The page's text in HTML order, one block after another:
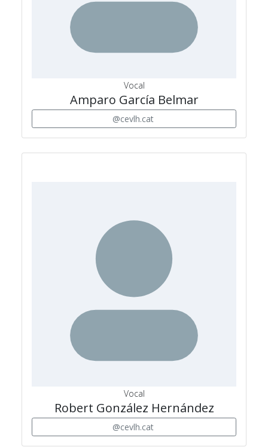
Vocal
Amparo García Belmar
@cevlh.cat
Vocal
Robert González Hernández
@cevlh.cat